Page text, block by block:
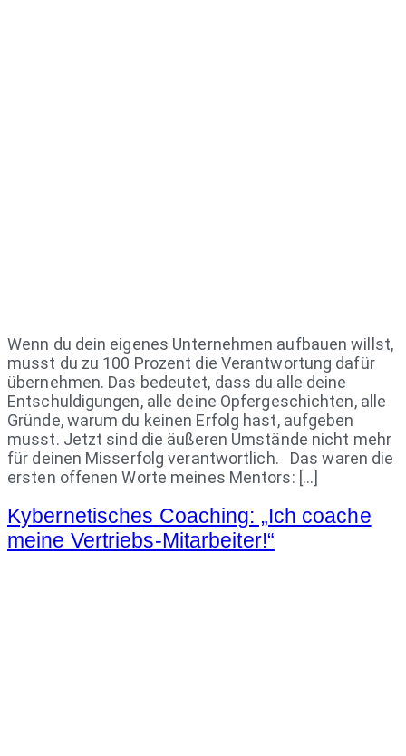
Wenn du dein eigenes Unternehmen aufbauen willst,
musst du zu 100 Prozent die Verantwortung dafür
übernehmen. Das bedeutet, dass du alle deine
Entschuldigungen, alle deine Opfergeschichten, alle
Gründe, warum du keinen Erfolg hast, aufgeben
musst. Jetzt sind die äußeren Umstände nicht mehr
für deinen Misserfolg verantwortlich. Das waren die
ersten offenen Worte meines Mentors: […]
Kybernetisches Coaching: „Ich coache
meine Vertriebs-Mitarbeiter!“